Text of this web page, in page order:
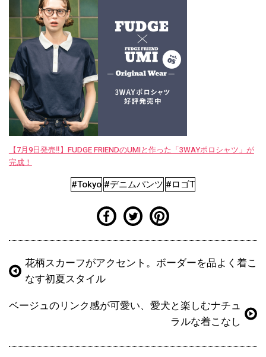
【7月9日発売‼︎】FUDGE FRIENDのUMIと作った「3WAYポロシャツ」が
完成！
#Tokyo #デニムパンツ #ロゴT
花柄スカーフがアクセント。ボーダーを品よく着こ
なす初夏スタイル
ベージュのリンク感が可愛い、愛犬と楽しむナチュ
ラルな着こなし